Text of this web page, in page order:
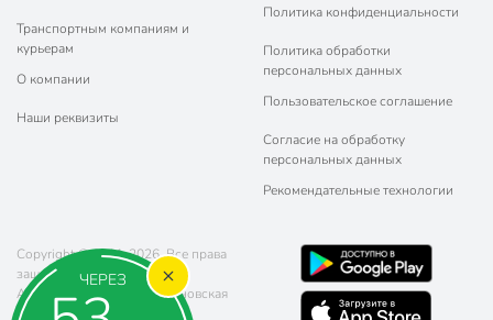
ЧЕРЕЗ
Транспортным компаниям и
курьерам
О компании
Наши реквизиты
Политика конфиденциальности
Политика обработки
персональных данных
Пользовательское соглашение
Согласие на обработку
персональных данных
Рекомендательные технологии
Copyright © 2011-2026. Все права
защищены.
Адрес: г. Москва, ул. Чертановская
20 (метро Южная)